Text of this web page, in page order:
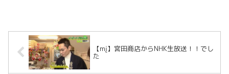
【mį】宮田商店からNHK生放送！！でし
た